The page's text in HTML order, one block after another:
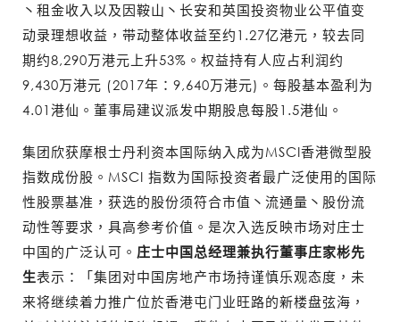
丶租金收入以及因鞍山丶长安和英国投资物业公平值变
动录理想收益，带动整体收益至约1.27亿港元，较去同
期约8,290万港元上升53%。权益持有人应占利润约
9,430万港元 (2017年：9,640万港元)。每股基本盈利为
4.01港仙。董事局建议派发中期股息每股1.5港仙。
集团欣获摩根士丹利资本国际纳入成为MSCI香港微型股
指数成份股。MSCI 指数为国际投资者最广泛使用的国际
性股票基准，获选的股份须符合市值丶流通量丶股份流
动性等要求，具高参考价值。是次入选反映市场对庄士
中国的广泛认可。 庄士中国总经理兼执行董事庄家彬先
生表示：「集团对中国房地产市场持谨慎乐观态度，未
来将继续着力推广位於香港屯门业旺路的新楼盘弦海，